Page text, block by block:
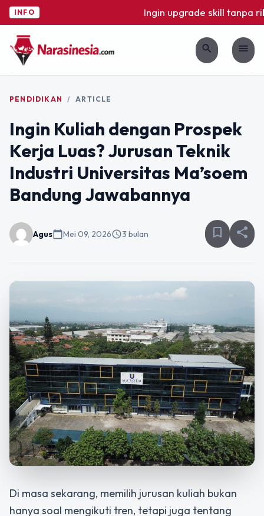
INFO Ingin upgrade skill tanpa
search menu
PENDIDIKAN / ARTICLE
Ingin Kuliah dengan Prospek
Kerja Luas? Jurusan Teknik
Industri Universitas Ma’soem
Bandung Jawabannya
Aguscalendar_todayMei 09, 2026schedule3 bulan bookmark_border share
Di masa sekarang, memilih jurusan kuliah bukan
hanya soal mengikuti tren, tetapi juga tentang